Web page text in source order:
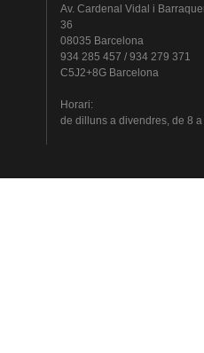
Av. Cardenal Vidal i
36
08035 Barcelona
934 285 457 / 934 279 371
C5J2+8G Barcelona
Horari:
de dillunsa divendres, de 8